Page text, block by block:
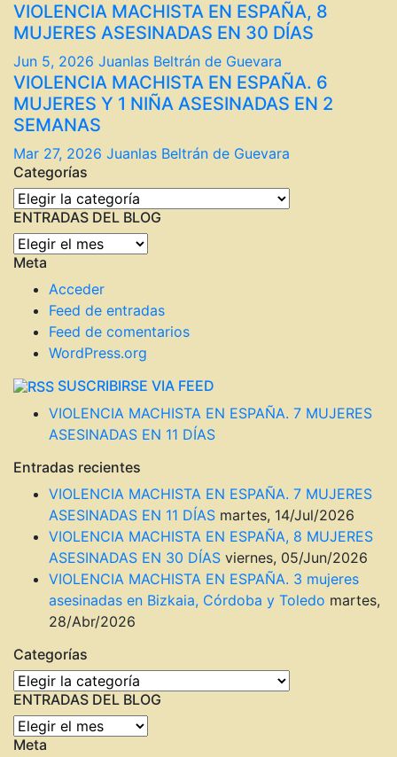
VIOLENCIA MACHISTA EN ESPAÑA, 8
MUJERES ASESINADAS EN 30 DÍAS
Jun 5, 2026 Juanlas Beltrán de Guevara
VIOLENCIA MACHISTA EN ESPAÑA. 6
MUJERES Y 1 NIÑA ASESINADAS EN 2
SEMANAS
Mar 27, 2026 Juanlas Beltrán de Guevara
Categorías
Categorías
ENTRADAS DEL BLOG
ENTRADAS
DEL
BLOG
Meta
Acceder
Feed de entradas
Feed de comentarios
WordPress.org
SUSCRIBIRSE VIA FEED
VIOLENCIA MACHISTA EN ESPAÑA. 7 MUJERES
ASESINADAS EN 11 DÍAS
Entradas recientes
VIOLENCIA MACHISTA EN ESPAÑA. 7 MUJERES
ASESINADAS EN 11 DÍAS martes, 14/Jul/2026
VIOLENCIA MACHISTA EN ESPAÑA, 8 MUJERES
ASESINADAS EN 30 DÍAS viernes, 05/Jun/2026
VIOLENCIA MACHISTA EN ESPAÑA. 3 mujeres
asesinadas en Bizkaia, Córdoba y Toledo martes,
28/Abr/2026
Categorías
Categorías
ENTRADAS DEL BLOG
ENTRADAS
DEL
Meta